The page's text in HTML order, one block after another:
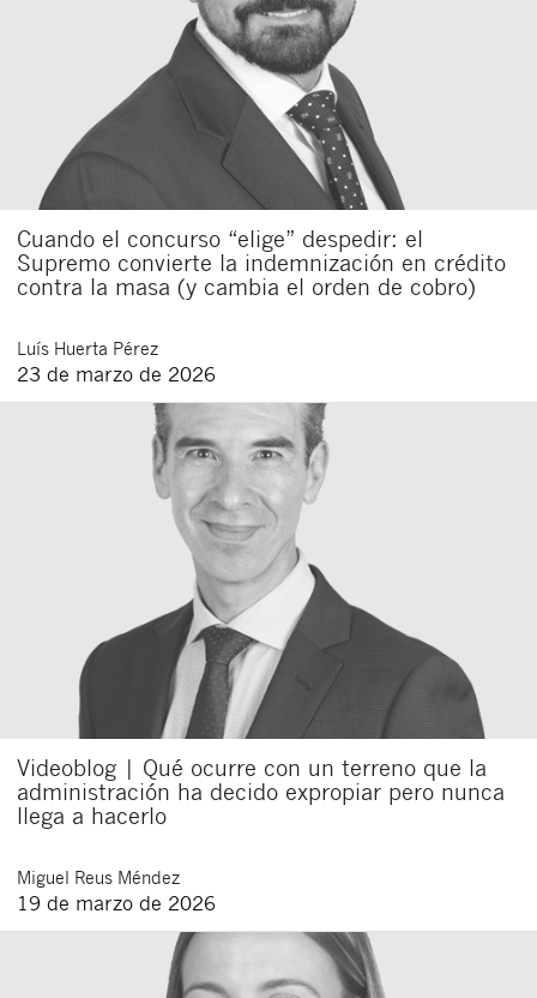
Cuando el concurso “elige” despedir: el
Supremo convierte la indemnización en crédito
contra la masa (y cambia el orden de cobro)
Luís Huerta Pérez
23 de marzo de 2026
Videoblog | Qué ocurre con un terreno que la
administración ha decido expropiar pero nunca
llega a hacerlo
Miguel Reus Méndez
19 de marzo de 2026